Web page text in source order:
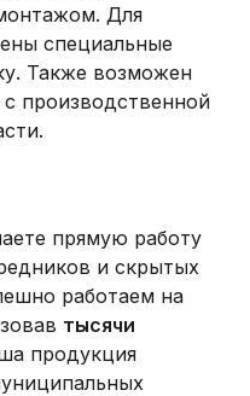
Для
специальные
Также возможен
производственной
прямую работу
и скрытых
работаем на
тысячи
продукция